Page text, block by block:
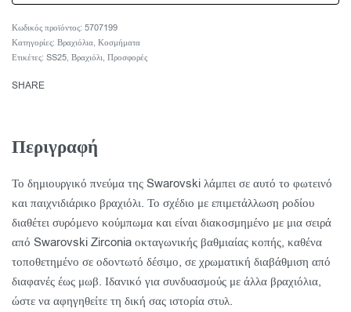
5707199
Κατηγορίες: Βραχιόλια, Κοσμήματα
Ετικέτες: SS25, Βραχιόλι, Προσφορές
SHARE
Περιγραφή
Το δημιουργικό πνεύμα της Swarovski λάμπει σε αυτό το φωτεινό
και παιχνιδιάρικο βραχιόλι. Το σχέδιο με επιμετάλλωση ροδίου
διαθέτει συρόμενο κούμπωμα και είναι διακοσμημένο με μια σειρά
από Swarovski Zirconia οκταγωνικής βαθμιαίας κοπής, καθένα
τοποθετημένο σε οδοντωτό δέσιμο, σε χρωματική διαβάθμιση από
διαφανές έως μωβ. Ιδανικό για συνδυασμούς με άλλα βραχιόλια,
ώστε να αφηγηθείτε τη δική σας ιστορία στυλ.